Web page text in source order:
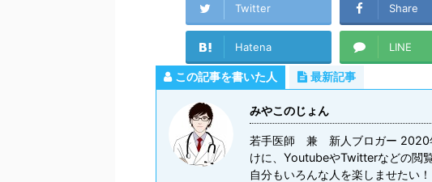
Twitter Share
Hatena LINE
この記事を書いた人 最新記事
みやこのじょん
若手医師 兼 新人ブロガー 2020
けに、YoutubeやTwitterなどの閲
自分もいろんな人を楽しませたい